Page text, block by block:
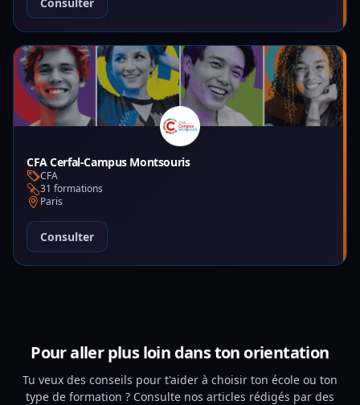
CFA Cerfal-Campus Montsouris
CFA
31 formations
Paris
Consulter
Pour aller plus loin dans ton orientation
Tu veux des conseils pour t'aider à choisir ton école ou ton
type de formation ? Consulte nos articles rédigés par des